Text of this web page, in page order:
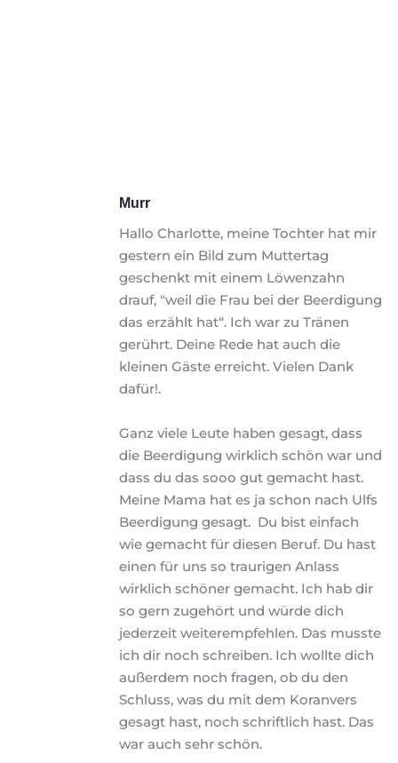
Murr
Hallo Charlotte, meine Tochter hat mir
gestern ein Bild zum Muttertag
geschenkt mit einem Löwenzahn
drauf, "weil die Frau bei der Beerdigung
das erzählt hat“. Ich war zu Tränen
gerührt. Deine Rede hat auch die
kleinen Gäste erreicht. Vielen Dank
dafür!.
Ganz viele Leute haben gesagt, dass
die Beerdigung wirklich schön war und
dass du das sooo gut gemacht hast.
Meine Mama hat es ja schon nach Ulfs
Beerdigung gesagt.  Du bist einfach
wie gemacht für diesen Beruf. Du hast
einen für uns so traurigen Anlass
wirklich schöner gemacht. Ich hab dir
so gern zugehört und würde dich
jederzeit weiterempfehlen. Das musste
ich dir noch schreiben. Ich wollte dich
außerdem noch fragen, ob du den
Schluss, was du mit dem Koranvers
gesagt hast, noch schriftlich hast. Das
war auch sehr schön.